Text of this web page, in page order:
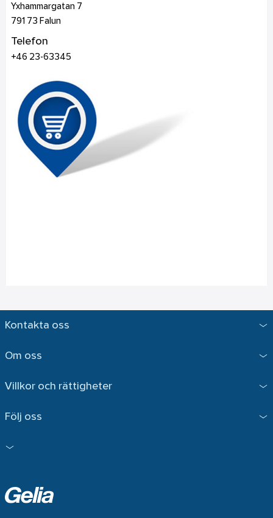
Yxhammargatan 7
791 73 Falun
Telefon
+46 23-63345
Kontakta oss
Om oss
Villkor och rättigheter
Följ oss